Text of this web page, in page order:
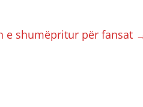
e shumëpritur për fansat